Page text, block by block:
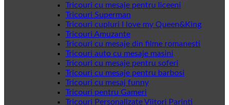
Tricouri cu mesaje pentru liceeni
Tricouri Superman
Tricouri cupluri I love my Queen&King
Tricouri Amuzante
Tricouri cu mesaje din filme romanesti
Tricouri auto cu mesaje masini
Tricouri cu mesaje pentru soferi
Tricouri cu mesaje pentru barbosi
Tricouri cu mesaj funny
Tricouri pentru Gameri
Tricouri Personalizate Viitori Parinti